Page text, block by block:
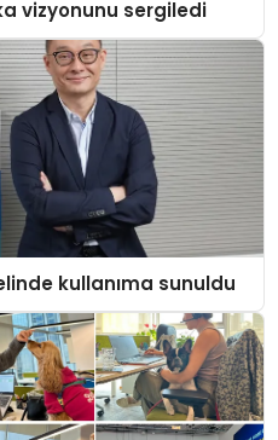
vizyonunu sergiledi
kullanıma sunuldu